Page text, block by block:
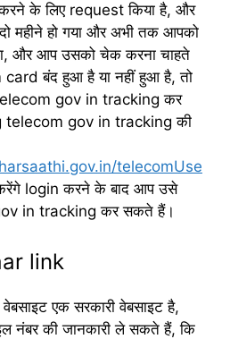
के लिए request किया है, और
महीने हो गया और अभी तक आपको
और आप उसको चेक करना चाहते
card बंद हुआ है या नहीं हुआ है, तो
gov in tracking कर
gov in tracking की
telecomUse
login करने के बाद आप उसे
in tracking कर सकते हैं।
link
एक सरकारी वेबसाइट है,
नंबर की जानकारी ले सकते हैं, कि